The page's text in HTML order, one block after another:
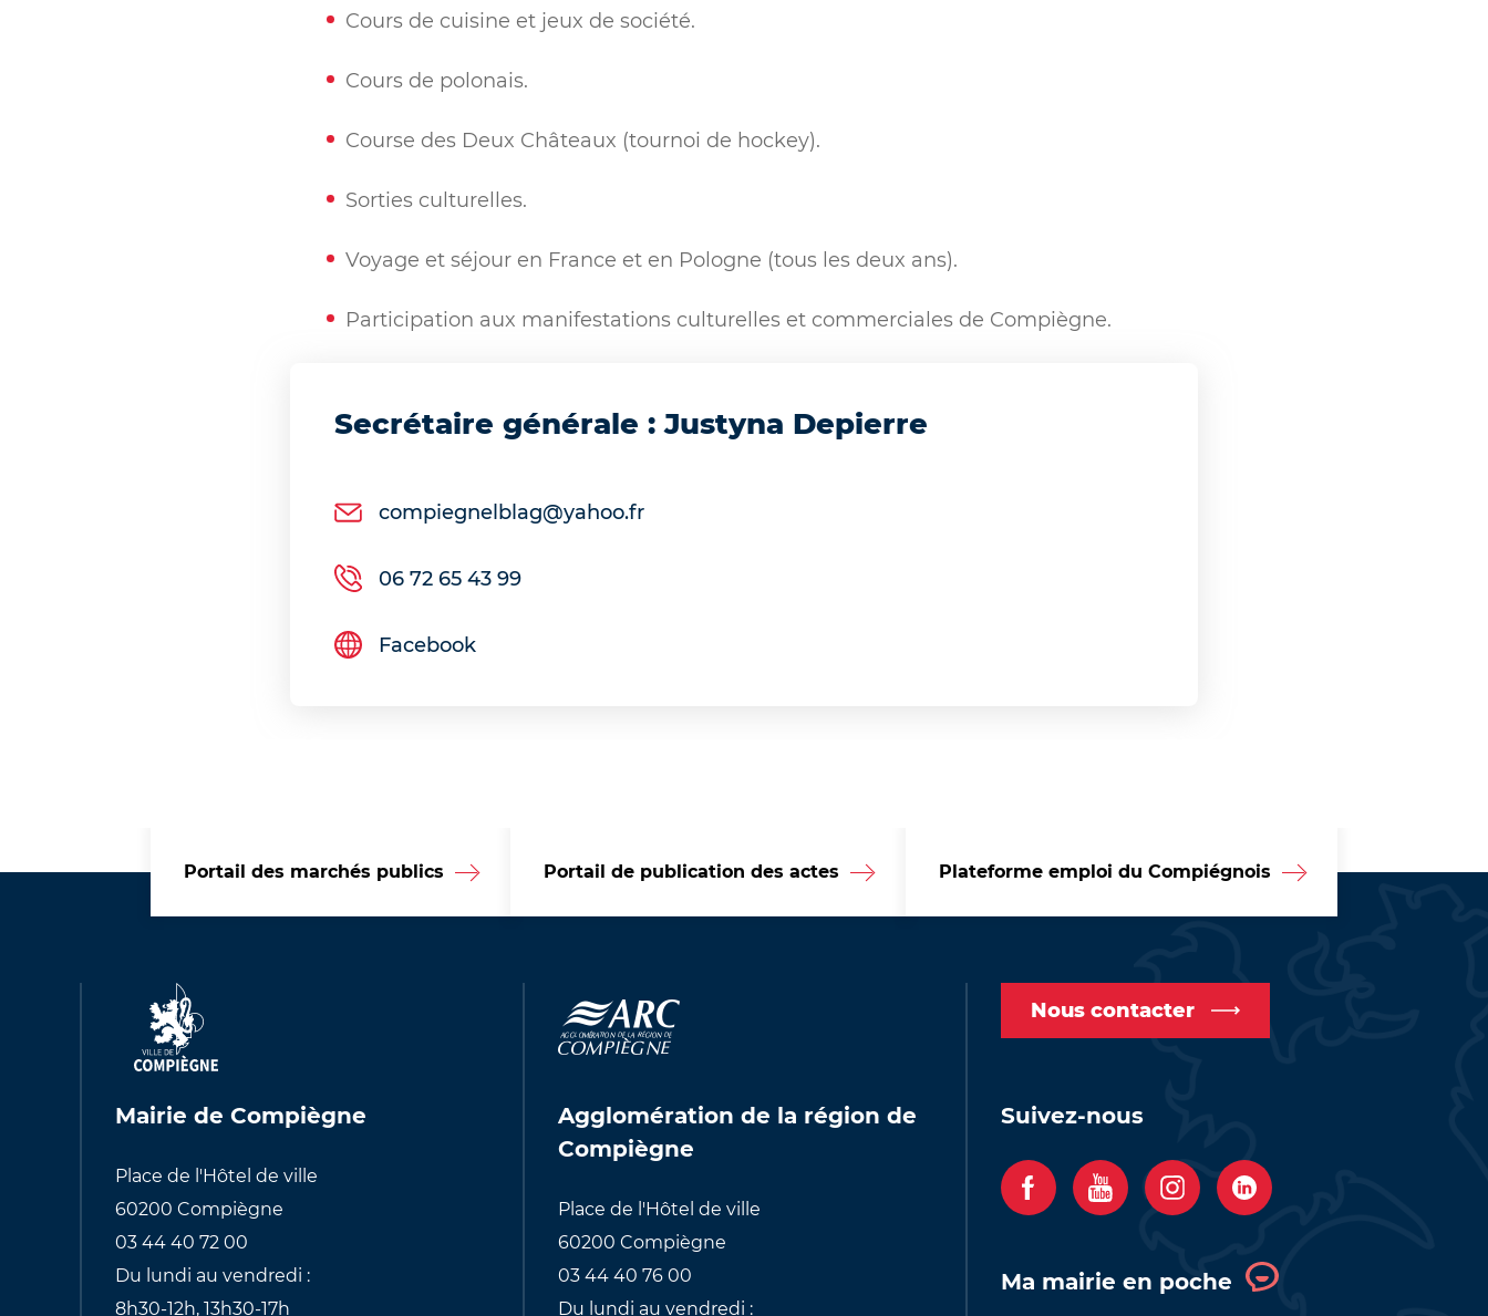
Cours de cuisine et jeux de société.
Cours de polonais.
Course des Deux Châteaux (tournoi de hockey).
Sorties culturelles.
Voyage et séjour en France et en Pologne (tous les deux ans).
Participation aux manifestations culturelles et commerciales de Compiègne.
Secrétaire générale : Justyna Depierre
compiegnelblag@yahoo.fr
06 72 65 43 99
Facebook
Portail des marchés publics Portail de publication des actes Plateforme emploi du Compiégnois
Mairie de Compiègne
Place de l'Hôtel de ville
60200 Compiègne
03 44 40 72 00
Du lundi au vendredi :
8h30-12h, 13h30-17h
Agglomération de la région de
Compiègne
Place de l'Hôtel de ville
60200 Compiègne
03 44 40 76 00
Du lundi au vendredi :
Nous contacter
Suivez-nous
F
Y
u
I
C
m
Ma mairie en poche